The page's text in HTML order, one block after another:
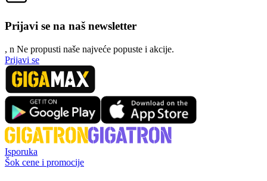
Prijavi se na naš newsletter
, n Ne propusti naše najveće popuste i akcije.
Prijavi se
Isporuka
Šok cene i promocije